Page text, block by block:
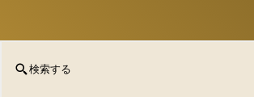
検索する